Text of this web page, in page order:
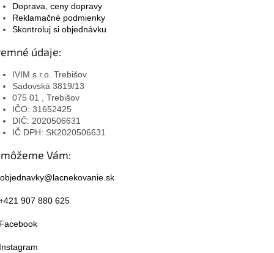
Doprava, ceny dopravy
Reklamačné podmienky
Skontroluj si objednávku
údaje:
IVIM s.r.o. Trebišov
Sadovská 3819/13
075 01 , Trebišov
IČO: 31652425
DIČ: 2020506631
IČ DPH: SK2020506631
Vám:
objednavky@lacnekovanie.sk
907 880 625